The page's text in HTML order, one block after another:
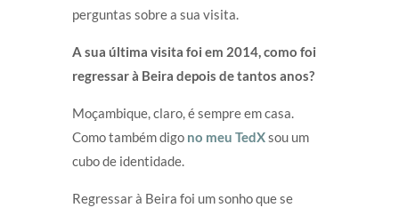
perguntas sobre a sua visita.
A sua última visita foi em 2014, como foi
regressar à Beira depois de tantos anos?
Moçambique, claro, é sempre em casa.
Como também digo no meu TedXsou um
cubo de identidade.
Regressar à Beira foi um sonho que se